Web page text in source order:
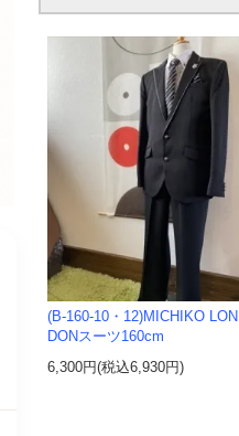
(B-160-10・12)MICHIKO LON
DONスーツ160cm
6,300円(税込6,930円)